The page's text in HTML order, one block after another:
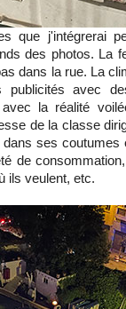
que j'intégrerai
des photos. La
dans la rue. La
publicités avec
avec la réalité
de la classe
dans ses
de
ils veulent, etc.